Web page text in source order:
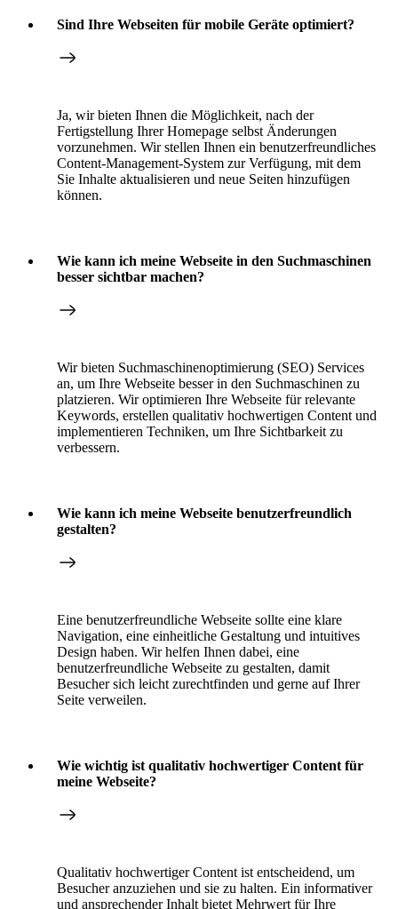
Sind Ihre Webseiten für mobile Geräte optimiert?
Ja, wir bieten Ihnen die Möglichkeit, nach der
Fertigstellung Ihrer Homepage selbst Änderungen
vorzunehmen. Wir stellen Ihnen ein benutzerfreundliches
Content-Management-System zur Verfügung, mit dem
Sie Inhalte aktualisieren und neue Seiten hinzufügen
können.
Wie kann ich meine Webseite in den Suchmaschinen
besser sichtbar machen?
Wir bieten Suchmaschinenoptimierung (SEO) Services
an, um Ihre Webseite besser in den Suchmaschinen zu
platzieren. Wir optimieren Ihre Webseite für relevante
Keywords, erstellen qualitativ hochwertigen Content und
implementieren Techniken, um Ihre Sichtbarkeit zu
verbessern.
Wie kann ich meine Webseite benutzerfreundlich
gestalten?
Eine benutzerfreundliche Webseite sollte eine klare
Navigation, eine einheitliche Gestaltung und intuitives
Design haben. Wir helfen Ihnen dabei, eine
benutzerfreundliche Webseite zu gestalten, damit
Besucher sich leicht zurechtfinden und gerne auf Ihrer
Seite verweilen.
Wie wichtig ist qualitativ hochwertiger Content für
meine Webseite?
Qualitativ hochwertiger Content ist entscheidend, um
Besucher anzuziehen und sie zu halten. Ein informativer
und ansprechender Inhalt bietet Mehrwert für Ihre